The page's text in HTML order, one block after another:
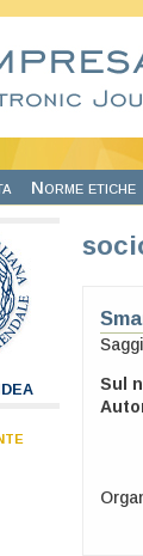
Norme etiche
Saggi
Sul